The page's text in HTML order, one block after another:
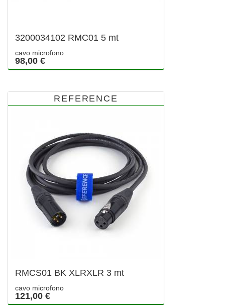
3200034102 RMC01 5 mt
cavo microfono
98,00 €
REFERENCE
RMCS01 BK XLRXLR 3 mt
cavo microfono
121,00 €